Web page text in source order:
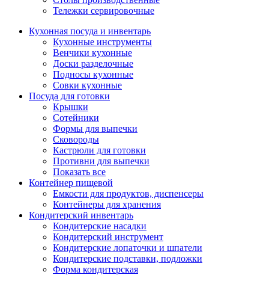
Тележки сервировочные
Кухонная посуда и инвентарь
Кухонные инструменты
Венчики кухонные
Доски разделочные
Подносы кухонные
Совки кухонные
Посуда для готовки
Крышки
Сотейники
Формы для выпечки
Сковороды
Кастрюли для готовки
Противни для выпечки
Показать все
Контейнер пищевой
Емкости для продуктов, диспенсеры
Контейнеры для хранения
Кондитерский инвентарь
Кондитерские насадки
Кондитерский инструмент
Кондитерские лопаточки и шпатели
Кондитерские подставки, подложки
Форма кондитерская